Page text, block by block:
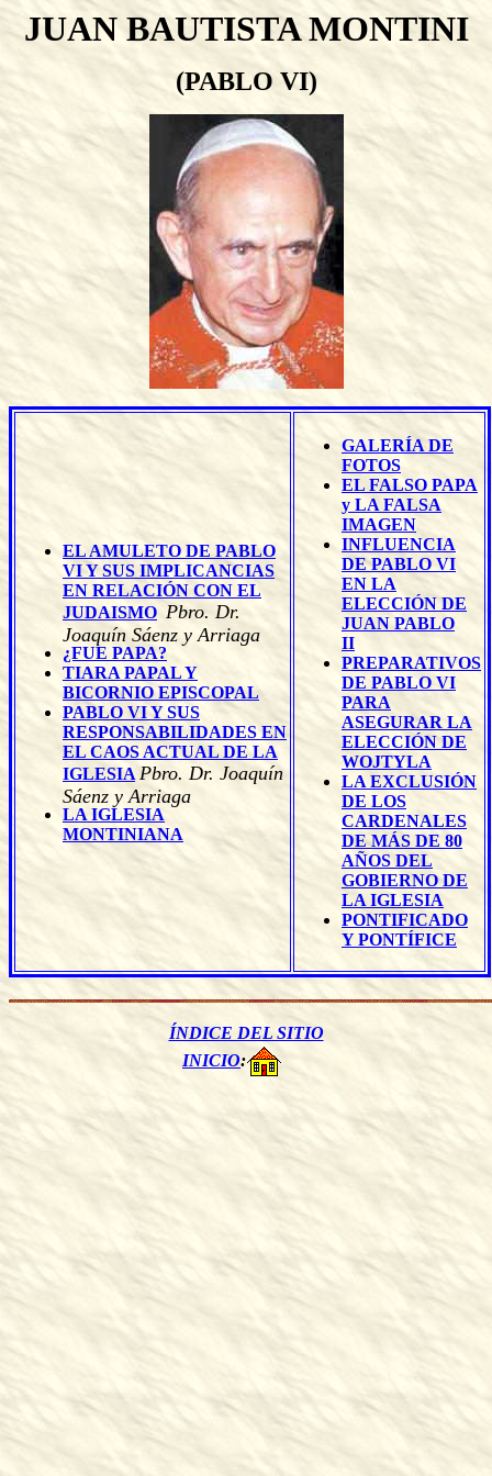
JUAN BAUTISTA MONTINI
(PABLO VI)
EL AMULETO DE PABLO
VI Y SUS IMPLICANCIAS
EN RELACIÓN CON EL
JUDAISMO Pbro. Dr.
Joaquín Sáenz y Arriaga
¿FUE PAPA?
TIARA PAPAL Y
BICORNIO EPISCOPAL
PABLO VI Y SUS
RESPONSABILIDADES EN
EL CAOS ACTUAL DE LA
IGLESIA Pbro. Dr. Joaquín
Sáenz y Arriaga
LA IGLESIA
MONTINIANA
GALERÍA DE
FOTOS
EL FALSO PAPA
y LA FALSA
IMAGEN
INFLUENCIA
DE PABLO VI
EN LA
ELECCIÓN DE
JUAN PABLO
II
PREPARATIVOS
DE PABLO VI
PARA
ASEGURAR LA
ELECCIÓN DE
WOJTYLA
LA EXCLUSIÓN
DE LOS
CARDENALES
DE MÁS DE 80
AÑOS DEL
GOBIERNO DE
LA IGLESIA
PONTIFICADO
Y PONTÍFICE
ÍNDICE DEL SITIO
INICIO: